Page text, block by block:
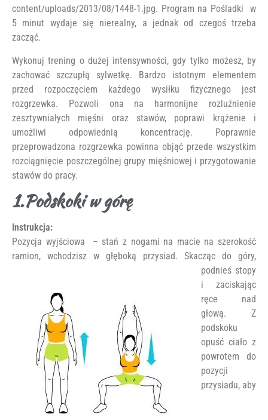
content/uploads/2013/08/1448-1.jpg. Program na Pośladki w
5 minut wydaje się nierealny, a jednak od czegoś trzeba
zacząć.
Wykonuj trening o dużej intensywności, gdy tylko możesz, by
zachować szczupłą sylwetkę. Bardzo istotnym elementem
przed rozpoczęciem każdego wysiłku fizycznego jest
rozgrzewka. Pozwoli ona na harmonijne rozluźnienie
zesztywniałych mięśni oraz stawów, poprawi krążenie i
umożliwi odpowiednią koncentrację. Poprawnie
przeprowadzona rozgrzewka powinna objąć przede wszystkim
rozciągnięcie poszczególnej grupy mięśniowej i przygotowanie
stawów do pracy.
1.Podskoki w górę
Instrukcja:
Pozycja wyjściowa – stań z nogami na macie na szerokość
ramion, wchodzisz w głęboką przysiad. Skacząc do góry,
podnieś stopy
i zaciskając
ręce nad
głową. Z
podskoku
opuść ciało z
powrotem do
pozycji
przysiadu, aby